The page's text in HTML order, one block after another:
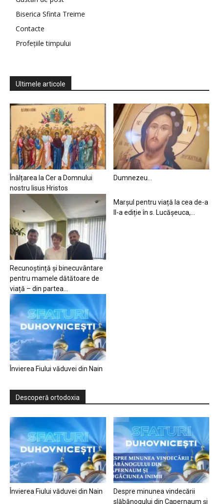
Biserica Sfinta Treime
Contacte
Profețiile timpului
Ultimele articole
Înălțarea la Cer a Domnului
nostru Iisus Hristos
Dumnezeu…
Recunoștință și binecuvântare
pentru mamele dătătoare de
viață – din partea...
Marșul pentru viață la cea de-a
II-a ediție în s. Lucășeuca,...
Învierea Fiului văduvei din Nain
Descoperă ortodoxia
Învierea Fiului văduvei din Nain
Despre minunea vindecării
slăbănogului din Capernaum și